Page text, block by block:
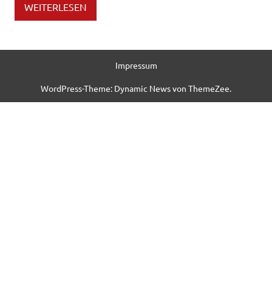
WEITERLESEN
Impressum
WordPress-Theme: Dynamic News von ThemeZee.